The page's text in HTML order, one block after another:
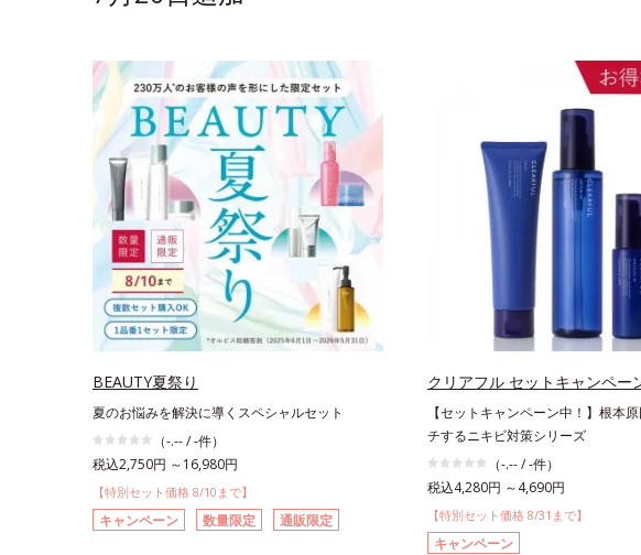
BEAUTY夏祭り
夏のお悩みを解決に導くスペシャルセット
（-.-- / -件）
税込2,750円 ～16,980円
【特別セット価格 8/10まで】
キャンペーン 数量限定 通販限定
クリアフル セットキャンペー
【セットキャンペーン中！】根本
チするニキビ対策シリーズ
（-.-- / -件）
税込4,280円 ～4,690円
【特別セット価格 8/31まで】
キャンペーン